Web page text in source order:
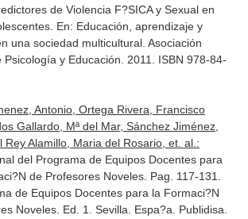
de Violencia F?SICA y Sexual en
En: Educación, aprendizaje y
una sociedad multicultural. Asociación
Psicología y Educación. 2011. ISBN 978-84-
Antonio, Ortega Rivera, Francisco
Gallardo, Mª del Mar, Sánchez Jiménez,
Rey Alamillo, Maria del Rosario, et. al.:
del Programa de Equipos Docentes para
de Profesores Noveles. Pag. 117-131.
de Equipos Docentes para la Formaci?N
Noveles. Ed. 1. Sevilla. Espa?a. Publidisa.